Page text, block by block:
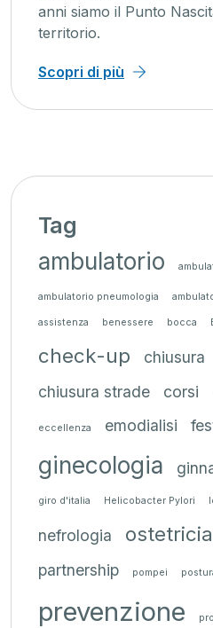
assistiamo dalla
all’elettrofisiologia.
Scopri di più
Tag
ambulatorio
ambulatorio pneumologia
assistenza benessere bocca
check-up chiusura
chiusura strade corsi
eccellenza emodialisi
ginecologia
giro d'italia Helicobacter Pylori
nefrologia ostetricia
partnership
pompei
prevenzione